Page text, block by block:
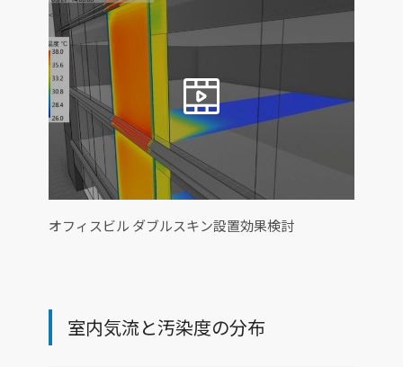
オフィスビル ダブルスキン設置効果検討
室内気流と汚染度の分布